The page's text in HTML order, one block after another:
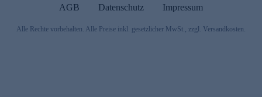
AGB Datenschutz Impressum
Alle Rechte vorbehalten. Alle Preise inkl. gesetzlicher MwSt., zzgl. Versandkosten.